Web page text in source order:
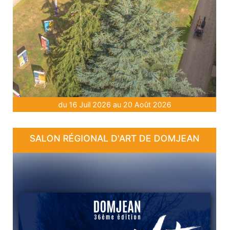
du 16 Juil 2026 au 20 Août 2026
SALON RÉGIONAL D'ART DE DOMJEAN